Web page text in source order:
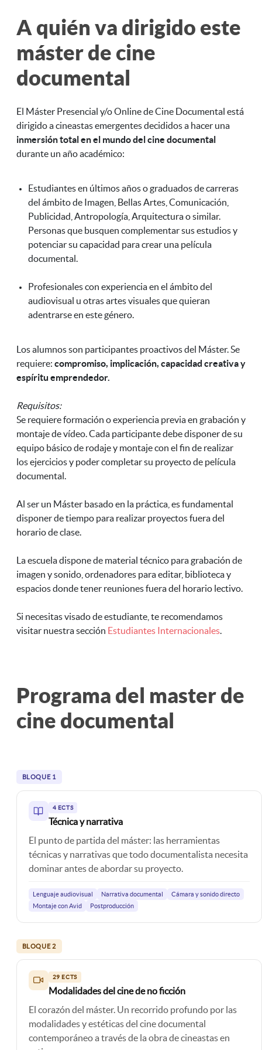
A quién va dirigido este
máster de cine
documental
El Máster Presencial y/o Online de Cine Documental está
dirigido a cineastas emergentes decididos a hacer una
inmersión total en el mundo del cine documental
durante un año académico:
Estudiantes en últimos años o graduados de carreras
del ámbito de Imagen, Bellas Artes, Comunicación,
Publicidad, Antropología, Arquitectura o similar.
Personas que busquen complementar sus estudios y
potenciar su capacidad para crear una película
documental.
Profesionales con experiencia en el ámbito del
audiovisual u otras artes visuales que quieran
adentrarse en este género.
Los alumnos son participantes proactivos del Máster. Se
requiere: compromiso, implicación, capacidad creativa y
espíritu emprendedor.
Requisitos:
Se requiere formación o experiencia previa en grabación y
montaje de vídeo. Cada participante debe disponer de su
equipo básico de rodaje y montaje con el fin de realizar
los ejercicios y poder completar su proyecto de película
documental.
Al ser un Máster basado en la práctica, es fundamental
disponer de tiempo para realizar proyectos fuera del
horario de clase.
La escuela dispone de material técnico para grabación de
imagen y sonido, ordenadores para editar, biblioteca y
espacios donde tener reuniones fuera del horario lectivo.
Si necesitas visado de estudiante, te recomendamos
visitar nuestra sección Estudiantes Internacionales.
Programa del master de
cine documental
BLOQUE 1
4 ECTS
Técnica y narrativa
El punto de partida del máster: las herramientas
técnicas y narrativas que todo documentalista necesita
dominar antes de abordar su proyecto.
Lenguaje audiovisual Narrativa documental
Cámara y sonido directo
Montaje con Avid
Postproducción
BLOQUE 2
29 ECTS
Modalidades del cine de no ficción
El corazón del máster. Un recorrido profundo por las
modalidades y estéticas del cine documental
contemporáneo a través de la obra de cineastas en